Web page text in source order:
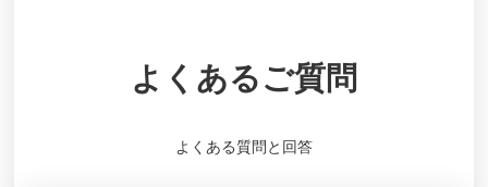
よくあるご質問
よくある質問と回答